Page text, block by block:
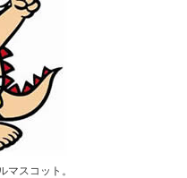
マスコット。